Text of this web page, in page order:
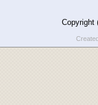
Copyright